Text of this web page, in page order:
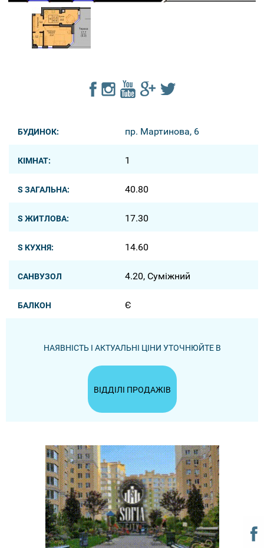
БУДИНОК: пр. Мартинова, 6
КІМНАТ: 1
S ЗАГАЛЬНА: 40.80
S ЖИТЛОВА: 17.30
S КУХНЯ: 14.60
САНВУЗОЛ 4.20, Суміжний
БАЛКОН Є
НАЯВНІСТЬ І АКТУАЛЬНІ ЦІНИ УТОЧНЮЙТЕ В
ВІДДІЛІ ПРОДАЖІВ